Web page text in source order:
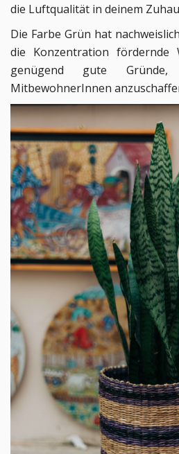
die Luftqualität in deinem
Die Farbe Grün hat
die Konzentration fördernde
genügend gute
MitbewohnerInnen